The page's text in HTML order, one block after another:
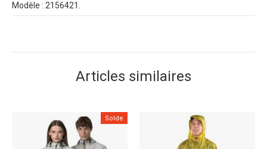
Modèle : 2156421.
Articles similaires
Solde